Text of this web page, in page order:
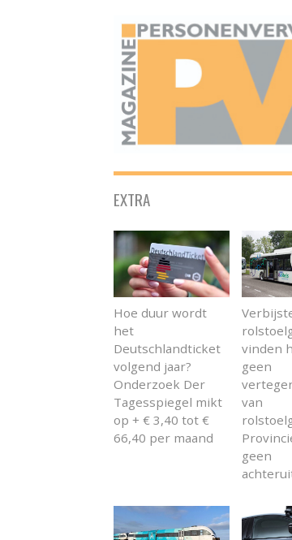
EXTRA
Hoe duur wordt
het
Deutschlandticket
volgend jaar?
Onderzoek Der
Tagesspiegel mikt
op + € 3,40 tot €
66,40 per maand
vinden
geen
van
geen